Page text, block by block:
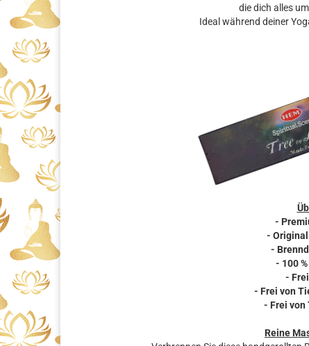
die dich alles
Ideal während deiner
-
-
-
- 100
-
- Frei von
- Frei von
Reine